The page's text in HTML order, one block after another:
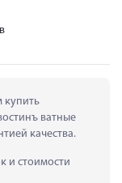
купить
ватные
качества.
и стоимости